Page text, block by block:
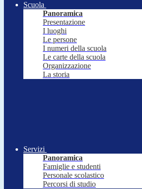
Scuola
Panoramica
Presentazione
I luoghi
Le persone
I numeri della scuola
Le carte della scuola
Organizzazione
La storia
Servizi
Panoramica
Famiglie e studenti
Personale scolastico
Percorsi di studio